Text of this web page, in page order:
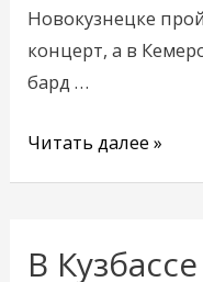
Новокузнецке
концерт, а в
бард …
Читать далее »
В
В